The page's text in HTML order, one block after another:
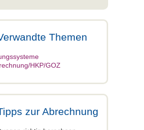
Themen
HKP/GOZ
zur Abrechnung